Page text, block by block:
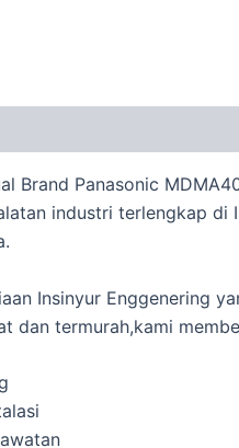
Brand Panasonic
industri terlengkap
Insinyur Enggenering
dan termurah,kami